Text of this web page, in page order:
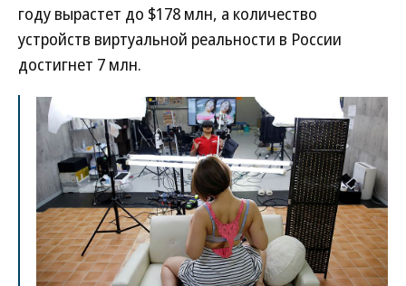
году вырастет до $178 млн, а количество
устройств виртуальной реальности в России
достигнет 7 млн.